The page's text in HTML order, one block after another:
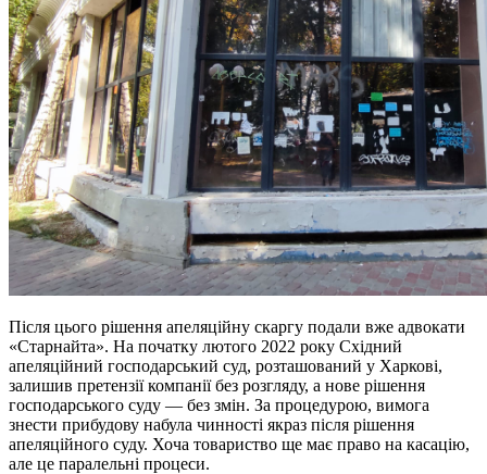
Після цього рішення апеляційну скаргу подали вже адвокати
«Старнайта». На початку лютого 2022 року Східний
апеляційний господарський суд, розташований у Харкові,
залишив претензії компанії без розгляду, а нове рішення
господарського суду — без змін. За процедурою, вимога
знести прибудову набула чинності якраз після рішення
апеляційного суду. Хоча товариство ще має право на касацію,
але це паралельні процеси.